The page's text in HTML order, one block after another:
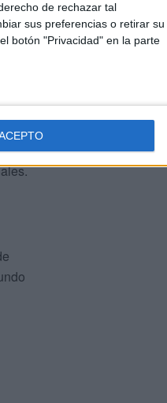
de rechazar tal
sus preferencias o retirar su
botón "Privacidad" en la parte